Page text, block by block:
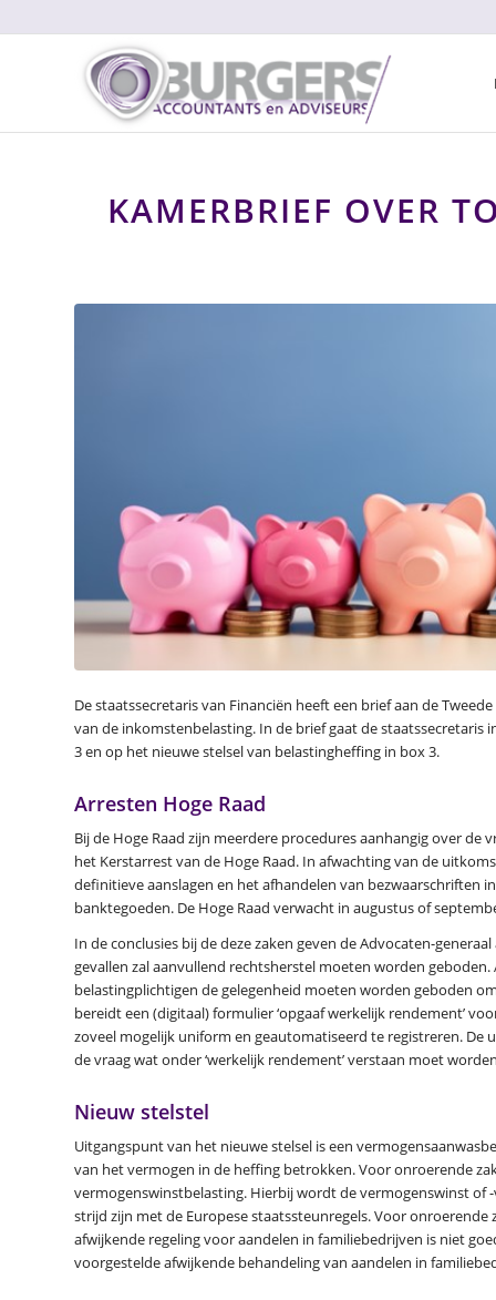
KAMERBRIEF OVER
De staatssecretaris van Financiën heeft een brief aan de
van de inkomstenbelasting. In de brief gaat de
3 en op het nieuwe stelsel van belastingheffing in box 3.
Arresten Hoge Raad
Bij de Hoge Raad zijn meerdere procedures aanhangig over
het Kerstarrest van de Hoge Raad. In afwachting van de
definitieve aanslagen en het afhandelen van bezwaarschriften
banktegoeden. De Hoge Raad verwacht in augustus of
In de conclusies bij de deze zaken geven de Advocaten-
gevallen zal aanvullend rechtsherstel moeten worden geboden.
belastingplichtigen de gelegenheid moeten worden geboden
bereidt een (digitaal) formulier ‘opgaaf werkelijk rendement’
zoveel mogelijk uniform en geautomatiseerd te registreren.
de vraag wat onder ‘werkelijk rendement’ verstaan moet
Nieuw stelstel
Uitgangspunt van het nieuwe stelsel is een
van het vermogen in de heffing betrokken. Voor onroerende
vermogenswinstbelasting. Hierbij wordt de vermogenswinst of
strijd zijn met de Europese staatssteunregels. Voor
afwijkende regeling voor aandelen in familiebedrijven is niet
voorgestelde afwijkende behandeling van aandelen in